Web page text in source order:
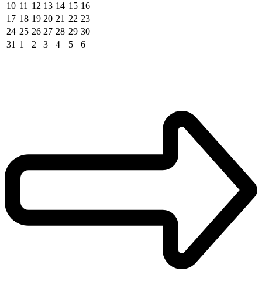
10 11 12 13 14 15 16
17 18 19 20 21 22 23
24 25 26 27 28 29 30
31 1 2 3 4 5 6